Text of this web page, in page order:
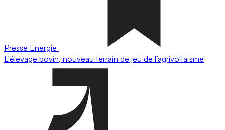
Presse Energie
L'élevage bovin, nouveau terrain de jeu de l’agrivoltaïsme